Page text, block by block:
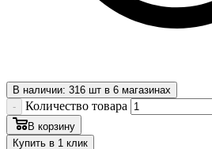
В наличии: 316 шт в 6 магазинах
-
Количество товара
В корзину
Купить в 1 клик